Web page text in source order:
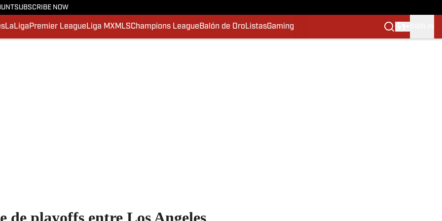
SUBSCRIBE NOW
LaLiga Premier League Liga MXMLSChampions League Balón de Oro ListasGaming